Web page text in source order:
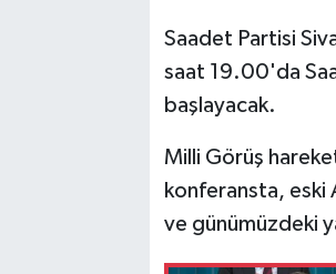
Saadet Partisi
saat 19.00'da
başlayacak.
Milli Görüş
konferansta, eski
ve günümüzdeki